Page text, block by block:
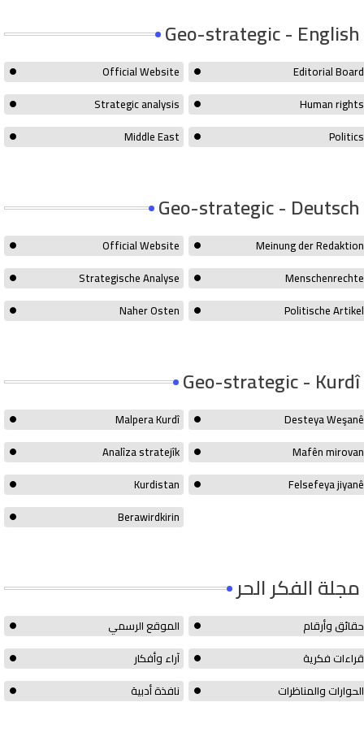
Geo-strategic - English
Official Website
Editorial Board
Strategic analysis
Human rights
Middle East
Politics
Geo-strategic - Deutsch
Official Website
Meinung der Redaktion
Strategische Analyse
Menschenrechte
Naher Osten
Politische Artikel
Geo-strategic - Kurdî
Malpera Kurdî
Desteya Weşanê
Analîza stratejîk
Mafên mirovan
Kurdistan
Felsefeya jiyanê
Berawirdkirin
مجلة الفكر الحر
الموقع الرسمي
حقائق وأرقام
آراء وأفكار
قراءات فكرية
نافذة أدبية
الحوارات والمناظرات